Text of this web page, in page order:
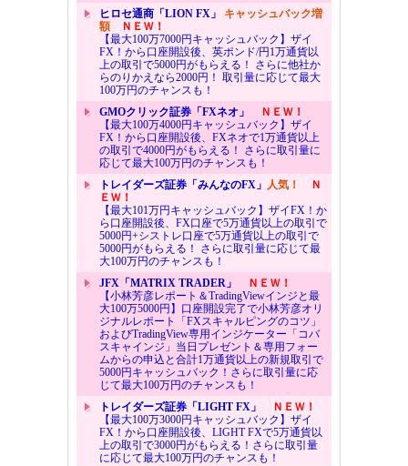
ヒロセ通商「LION FX」 キャッシュバック増
額ＮＥＷ！
【最大100万7000円キャッシュバック】ザイ
FX！から口座開設後、英ポンド/円1万通貨以
上の取引で5000円がもらえる！ さらに他社か
らのりかえなら2000円！ 取引量に応じて最大
100万円のチャンスも！
GMOクリック証券「FXネオ」
ＮＥＷ！
【最大100万4000円キャッシュバック】ザイ
FX！から口座開設後、FXネオで1万通貨以上
の取引で4000円がもらえる！ さらに取引量に
応じて最大100万円のチャンスも！
トレイダーズ証券「みんなのFX」 人気！
Ｎ
ＥＷ！
【最大101万円キャッシュバック】ザイFX！か
ら口座開設後、FX口座で5万通貨以上の取引で
5000円+シストレ口座で5万通貨以上の取引で
5000円がもらえる！ さらに取引量に応じて最
大100万円のチャンスも！
JFX「MATRIX TRADER」
ＮＥＷ！
【小林芳彦レポート＆TradingViewインジと最
大100万5000円】口座開設完了で小林芳彦オリ
ジナルレポート「FXスキャルピングのコツ」
およびTradingView専用インジケーター「コバ
スキャインジ」当日プレゼント＆専用フォー
ムからの申込と合計1万通貨以上の新規取引で
5000円キャッシュバック！さらに取引量に応
じて最大100万円のチャンスも！
トレイダーズ証券「LIGHT FX」
ＮＥＷ！
【最大100万3000円キャッシュバック】ザイ
FX！から口座開設後、LIGHT FXで5万通貨以
上の取引で3000円がもらえる！さらに取引量
に応じて最大100万円のチャンスも！